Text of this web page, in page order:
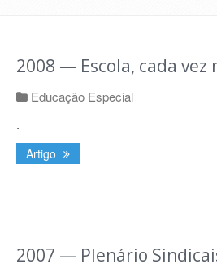
2008 — Escola, cada vez
Educação Especial
.
Artigo
2007 — Plenário